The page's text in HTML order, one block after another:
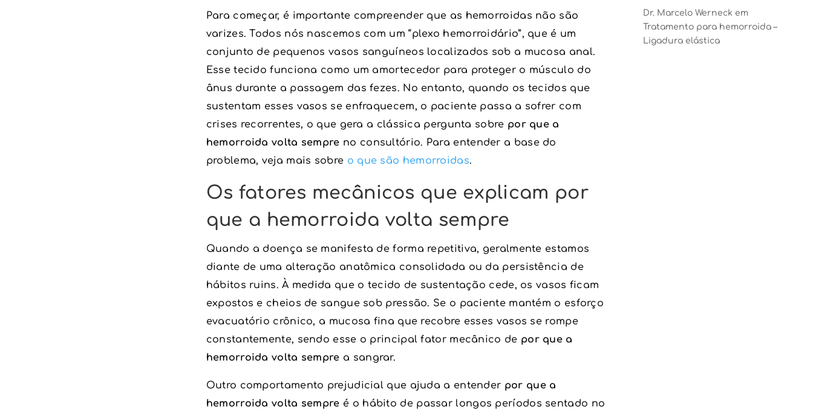
Para começar, é importante compreender que as hemorroidas não são
varizes. Todos nós nascemos com um “plexo hemorroidário”, que é um
conjunto de pequenos vasos sanguíneos localizados sob a mucosa anal.
Esse tecido funciona como um amortecedor para proteger o músculo do
ânus durante a passagem das fezes. No entanto, quando os tecidos que
sustentam esses vasos se enfraquecem, o paciente passa a sofrer com
crises recorrentes, o que gera a clássica pergunta sobre por que a
hemorroida volta sempre no consultório. Para entender a base do
problema, veja mais sobre o que são hemorroidas.
Os fatores mecânicos que explicam por
que a hemorroida volta sempre
Quando a doença se manifesta de forma repetitiva, geralmente estamos
diante de uma alteração anatômica consolidada ou da persistência de
hábitos ruins. À medida que o tecido de sustentação cede, os vasos ficam
expostos e cheios de sangue sob pressão. Se o paciente mantém o esforço
evacuatório crônico, a mucosa fina que recobre esses vasos se rompe
constantemente, sendo esse o principal fator mecânico de por que a
hemorroida volta sempre a sangrar.
Outro comportamento prejudicial que ajuda a entender por que a
hemorroida volta sempre é o hábito de passar longos períodos sentado no
Dr. Marcelo Werneck em
Tratamento para hemorroida –
Ligadura elástica